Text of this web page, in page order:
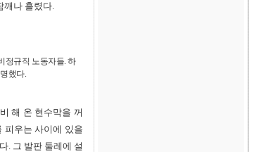
깨나 흘렸다.
정규직 노동자들. 하
했다.
해 온 현수막을 꺼
피우는 사이에 있을
. 그 발판 둘레에 설